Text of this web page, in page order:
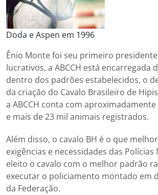
Doda e Aspen em 1996
Ênio Monte foi seu primeiro
lucrativos, a ABCCH está encarregada
dentro dos padrões estabelecidos, o
da criação do Cavalo Brasileiro de
a ABCCH conta com
e mais de 23 mil animais registrados.
Além disso, o cavalo BH é o que
exigências e necessidades das
eleito o cavalo com o melhor padrão
executar o policiamento montado em
da Federação.